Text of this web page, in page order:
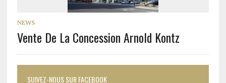
NEWS
Vente De La Concession Arnold Kontz
SUIVEZ-NOUS SUR FACEBOOK